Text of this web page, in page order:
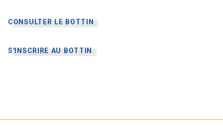
CONSULTER LE BOTTIN
S'INSCRIRE AU BOTTIN